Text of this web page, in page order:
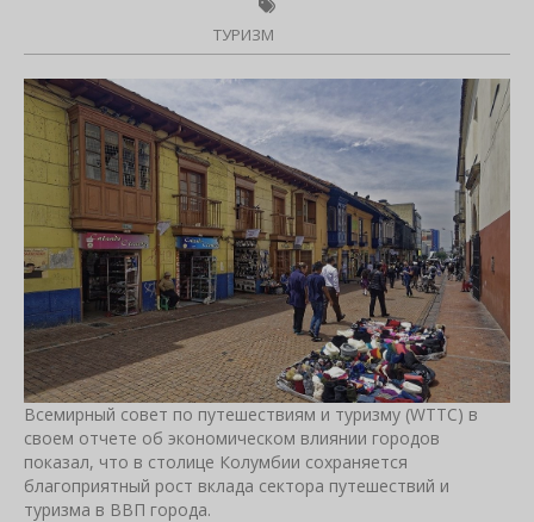
ТУРИЗМ
Всемирный совет по путешествиям и туризму (WTTC) в
своем отчете об экономическом влиянии городов
показал, что в столице Колумбии сохраняется
благоприятный рост вклада сектора путешествий и
туризма в ВВП города.